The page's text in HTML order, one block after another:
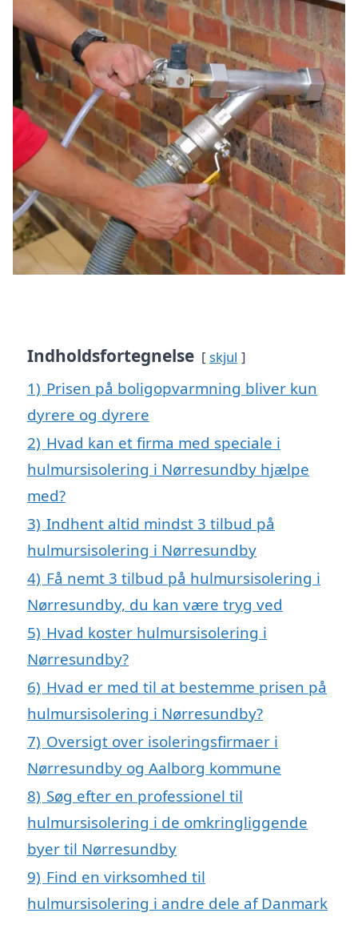
Indholdsfortegnelse skjul
1) Prisen på boligopvarmning bliver kun
dyrere og dyrere
2) Hvad kan et firma med speciale i
hulmursisolering i Nørresundby hjælpe
med?
3) Indhent altid mindst 3 tilbud på
hulmursisolering i Nørresundby
4) Få nemt 3 tilbud på hulmursisolering i
Nørresundby, du kan være tryg ved
5) Hvad koster hulmursisolering i
Nørresundby?
6) Hvad er med til at bestemme prisen på
hulmursisolering i Nørresundby?
7) Oversigt over isoleringsfirmaer i
Nørresundby og Aalborg kommune
8) Søg efter en professionel til
hulmursisolering i de omkringliggende
byer til Nørresundby
9) Find en virksomhed til
hulmursisolering i andre dele af Danmark